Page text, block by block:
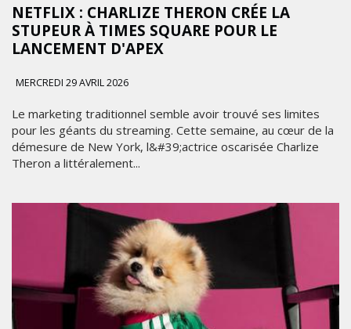
MARKETING
NETFLIX : CHARLIZE THERON CRÉE LA
STUPEUR À TIMES SQUARE POUR LE
LANCEMENT D'APEX
MERCREDI 29 AVRIL 2026